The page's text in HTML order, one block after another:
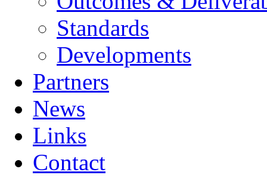
Standards
Developments
Partners
News
Links
Contact